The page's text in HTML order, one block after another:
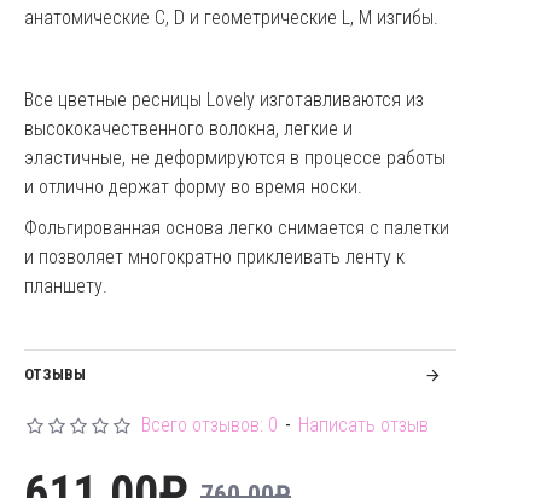
анатомические C, D и геометрические L, М изгибы.
Все цветные ресницы Lovely изготавливаются из
высококачественного волокна, легкие и
эластичные, не деформируются в процессе работы
и отлично держат форму во время носки.
Фольгированная основа легко снимается с палетки
и позволяет многократно приклеивать ленту к
планшету.
ОТЗЫВЫ
Всего отзывов: 0 - Написать отзыв